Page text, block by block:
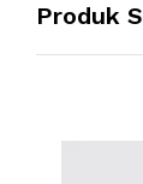
Produk